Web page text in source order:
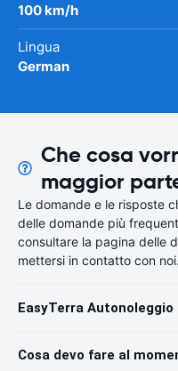
100 km/h
Lingua
German
Che cosa
maggior
Le domande e le risposte
delle domande più
consultare la pagina delle
mettersi in contatto con noi.
EasyTerra Autonoleggio
Cosa devo fare al